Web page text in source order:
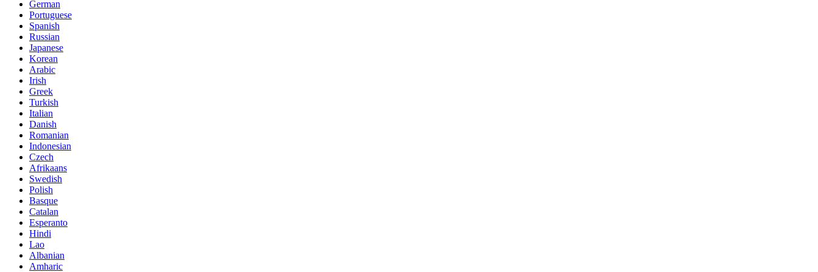
German
Portuguese
Spanish
Russian
Japanese
Korean
Arabic
Irish
Greek
Turkish
Italian
Danish
Romanian
Indonesian
Czech
Afrikaans
Swedish
Polish
Basque
Catalan
Esperanto
Hindi
Lao
Albanian
Amharic